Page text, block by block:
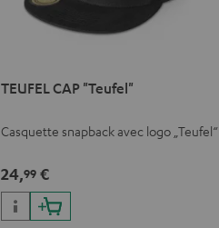
TEUFEL CAP "Teufel"
Casquette snapback avec logo „Teufel“
24,99€